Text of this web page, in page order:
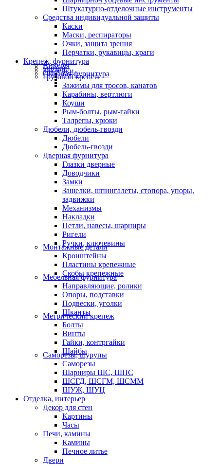
Штукатурно-отделочные инструменты
Средства индивидуальной защиты
Каски
Маски, респираторы
Очки, защита зрения
Перчатки, рукавицы, краги
Крепеж, фурнитура
Анкеры
Гвозди
Заклепки
Оконная фурнитура
Грузовой крепеж
Зажимы для тросов, канатов
Карабины, вертлюги
Коуши
Рым-болты, рым-гайки
Талрепы, крюки
Дюбели, дюбель-гвозди
Дюбели
Дюбель-гвозди
Дверная фурнитура
Глазки дверные
Доводчики
Замки
Защелки, шпингалеты, стопора, упоры,
задвижки
Механизмы
Накладки
Петли, навесы, шарниры
Ригели
Ручки, ключевины
Монтажные детали
Кронштейны
Пластины крепежные
Скобы крепежные
Мебельная фурнитура
Направляющие, ролики
Опоры, подставки
Подвески, уголки
Шканты
Метрический крепеж
Болты
Винты
Гайки, контргайки
Шайбы
Саморезы, шурупы
Саморезы
Шарниры ШС, ШПС
ШСГД, ШСГМ, ШСММ
ШУЖ, ШУЦ
Отделка, интерьер
Декор для стен
Картины
Часы
Печи, камины
Камины
Печное литье
Двери